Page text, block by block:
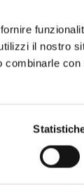
il nostro
di
la